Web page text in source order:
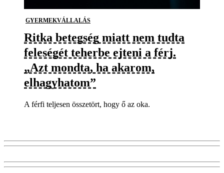
GYERMEKVÁLLALÁS
Ritka betegség miatt nem tudta
feleségét teherbe ejteni a férj.
„Azt mondta, ha akarom,
elhagyhatom”
A férfi teljesen összetört, hogy ő az oka.